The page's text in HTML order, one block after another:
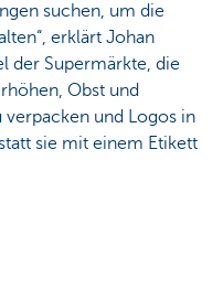
suchen, um die
erklärt Johan
der Supermärkte, die
Obst und
und Logos in
sie mit einem Etikett